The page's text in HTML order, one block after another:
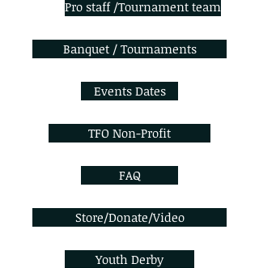
Pro staff /Tournament team
Banquet / Tournaments
Events Dates
TFO Non-Profit
FAQ
Store/Donate/Video
Youth Derby